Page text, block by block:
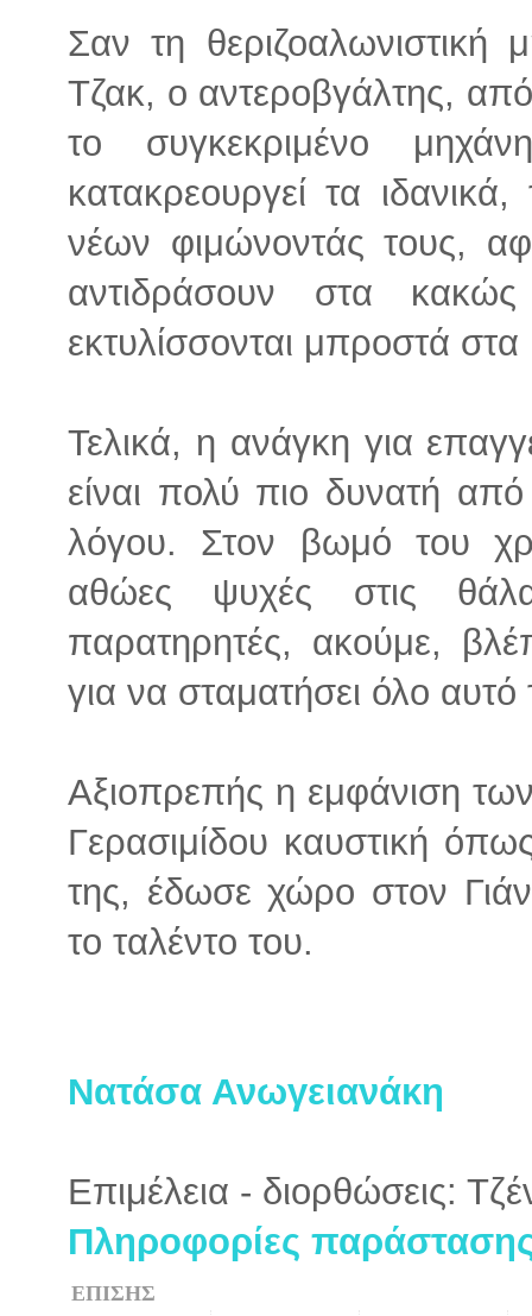
Σαν τη
Τζακ, ο αντεροβγάλτης,
το συγκεκριμένο
κατακρεουργεί τα
νέων φιμώνοντάς τους,
αντιδράσουν στα
εκτυλίσσονται μπροστά στα
Τελικά, η ανάγκη για
είναι πολύ πιο δυνατή
λόγου. Στον βωμό του
αθώες ψυχές στις
παρατηρητές, ακούμε,
για να σταματήσει όλο αυτό
Αξιοπρεπής η εμφάνιση
Γερασιμίδου καυστική
της, έδωσε χώρο στον
το ταλέντο του.
Νατάσα Ανωγειανάκη
Επιμέλεια - διορθώσεις:
Πληροφορίες παράστασης
ΕΠΙΣΗΣ